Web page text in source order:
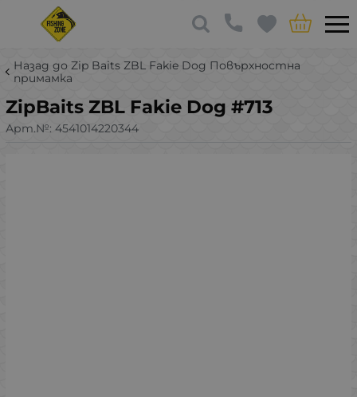
Назад до Zip Baits ZBL Fakie Dog Повърхностна
примамка
ZipBaits ZBL Fakie Dog #713
Арт.№: 4541014220344